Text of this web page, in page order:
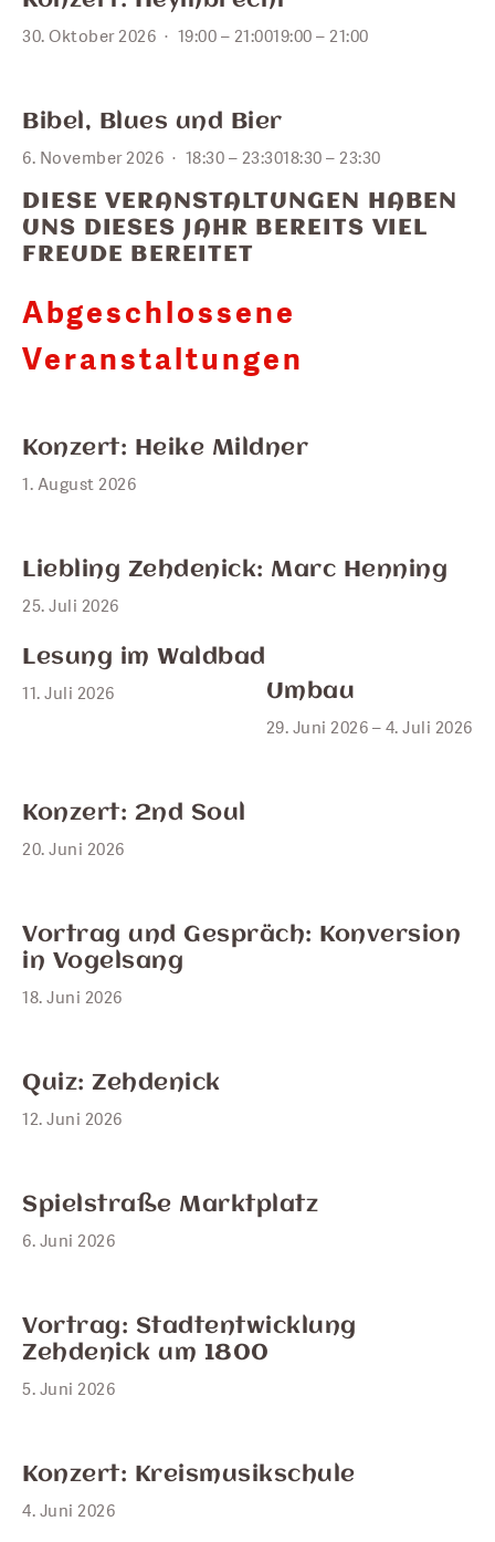
30. Oktober 2026
19:00 – 21:0019:00 – 21:00
Bibel, Blues und Bier
6. November 2026
18:30 – 23:3018:30 – 23:30
DIESE VERANSTALTUNGEN HABEN
UNS DIESES JAHR BEREITS VIEL
FREUDE BEREITET
Abgeschlossene
Veranstaltungen
Konzert: Heike Mildner
1. August 2026
25
Liebling Zehdenick: Marc Henning
25. Juli 2026
Lesung im Waldbad
11. Juli 2026
Umbau
29. Juni 2026 – 4. Juli 2026
20
Konzert: 2nd Soul
20. Juni 2026
18
Vortrag und Gespräch: Konversion
in Vogelsang
18. Juni 2026
12
Quiz: Zehdenick
12. Juni 2026
6
Spielstraße Marktplatz
6. Juni 2026
Vortrag: Stadtentwicklung
Zehdenick um 1800
5. Juni 2026
4
Konzert: Kreismusikschule
4. Juni 2026